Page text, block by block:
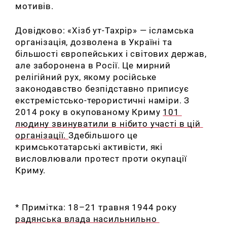
мотивів.
Довідково: «Хізб ут-Тахрір» — ісламська
організація, дозволена в Україні та
більшості європейських і світових держав,
але заборонена в Росії. Це мирний
релігійний рух, якому російське
законодавство безпідставно приписує
екстремістсько-терористичні наміри. З
2014 року в окупованому Криму 101
людину звинуватили в нібито участі в цій
організації. Здебільшого це
кримськотатарські активісти, які
висловлювали протест проти окупації
Криму.
радянська влада насильнильно